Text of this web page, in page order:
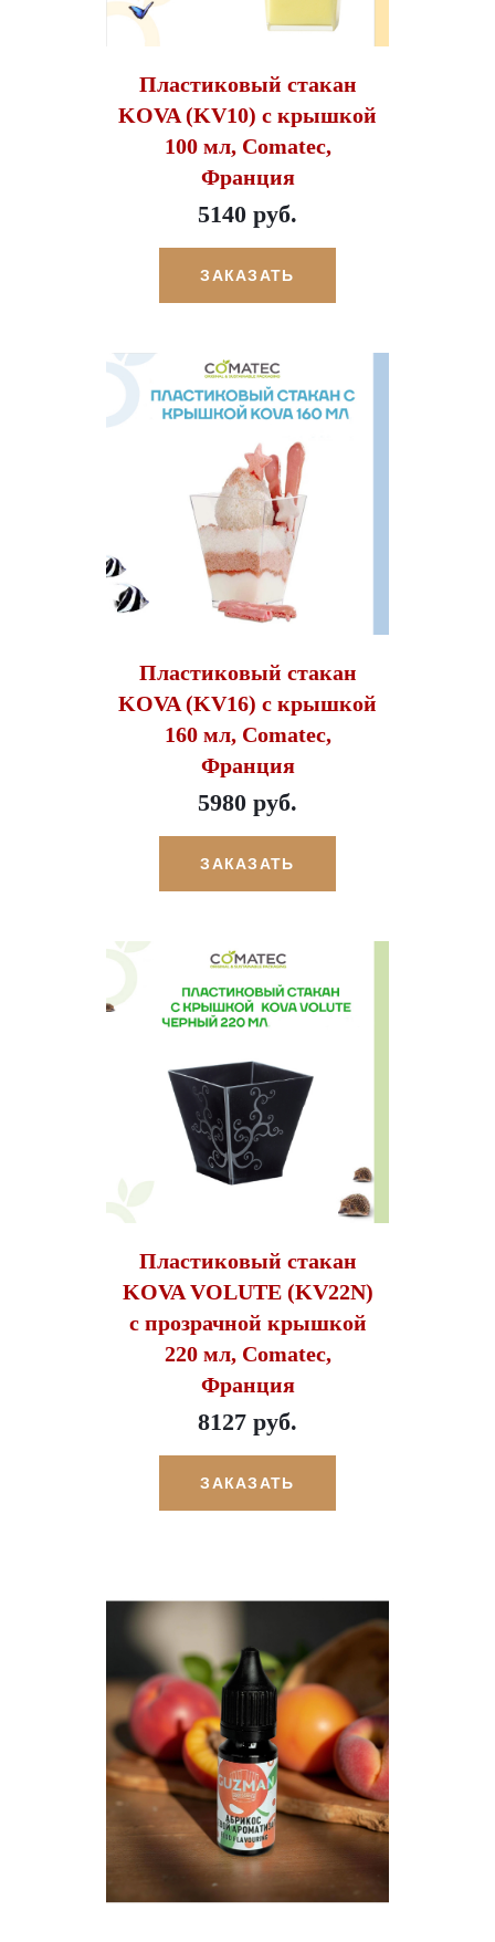
Пластиковый стакан
KOVA (KV10) c крышкой
100 мл, Comatec,
Франция
5140 руб.
ЗАКАЗАТЬ
Пластиковый стакан
KOVA (KV16) с крышкой
160 мл, Comatec,
Франция
5980 руб.
ЗАКАЗАТЬ
Пластиковый стакан
KOVA VOLUTE (KV22N)
с прозрачной крышкой
220 мл, Comatec,
Франция
8127 руб.
ЗАКАЗАТЬ